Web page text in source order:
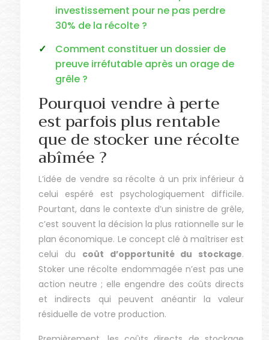
investissement pour ne pas perdre
30% de la récolte ?
Comment constituer un dossier de
preuve irréfutable après un orage de
grêle ?
Pourquoi vendre à perte
est parfois plus rentable
que de stocker une récolte
abîmée ?
L’idée de vendre sa récolte à un prix inférieur à
celui espéré est psychologiquement difficile.
Pourtant, dans le contexte d’un sinistre de grêle,
c’est souvent la décision la plus rationnelle sur le
plan économique. Le concept clé à maîtriser est
celui du coût d’opportunité du stockage.
Stoker une récolte endommagée n’est pas une
action neutre ; elle engendre des coûts directs
et indirects qui peuvent anéantir la valeur
résiduelle de votre production.